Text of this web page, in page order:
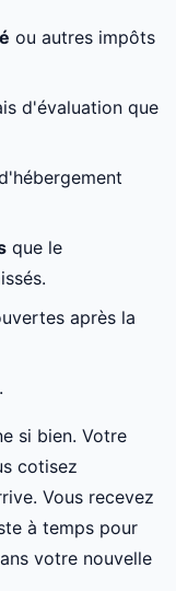
ou autres impôts
d'évaluation que
que le
après la
.
si bien. Votre
cotisez
Vous recevez
à temps pour
votre nouvelle